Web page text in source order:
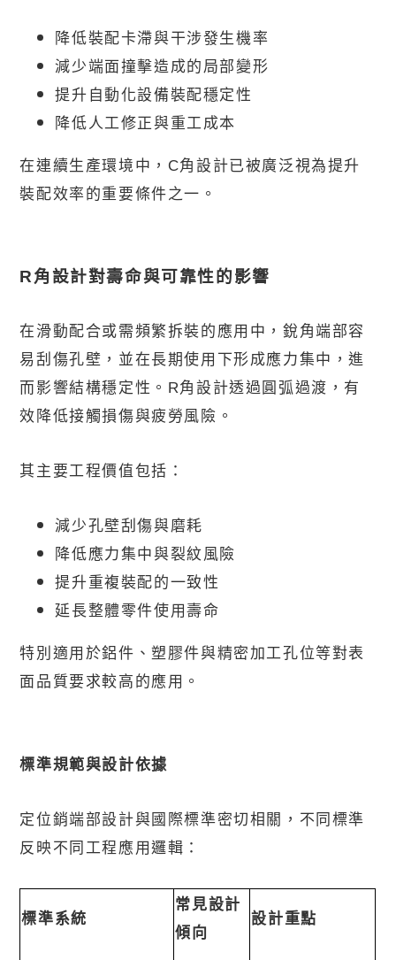
降低裝配卡滯與干涉發生機率
減少端面撞擊造成的局部變形
提升自動化設備裝配穩定性
降低人工修正與重工成本
在連續生產環境中， C角設計已被廣泛視為提升
裝配效率的重要條件之一。
R角設計對壽命與可靠性的影響
在滑動配合或需頻繁拆裝的應用中，銳角端部容
易刮傷孔壁，並在長期使用下形成應力集中，進
而影響結構穩定性。 R角設計透過圓弧過渡，有
效降低接觸損傷與疲勞風險。
其主要工程價值包括：
減少孔壁刮傷與磨耗
降低應力集中與裂紋風險
提升重複裝配的一致性
延長整體零件使用壽命
特別適用於鋁件、塑膠件與精密加工孔位等對表
面品質要求較高的應用。
標準規範與設計依據
定位銷端部設計與國際標準密切相關，不同標準
反映不同工程應用邏輯：
標準系統
常見設計
傾向
設計重點